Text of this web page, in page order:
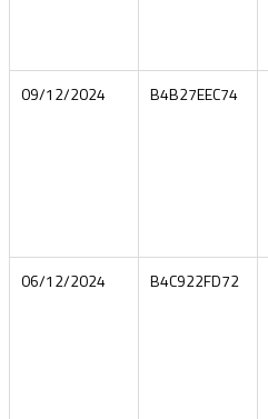
09/12/2024 B4B27EEC74
06/12/2024 B4C922FD72